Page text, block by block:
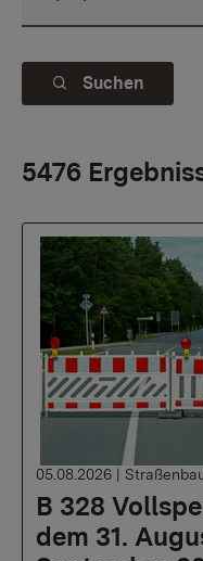
Suchen
5476
B 328
dem 31.
05.08.2026 |